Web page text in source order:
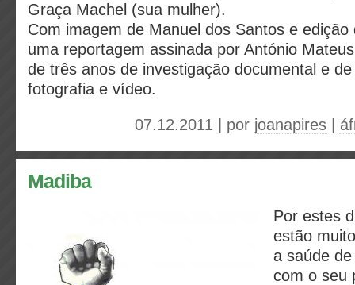
Graça Machel (sua mulher).
Com imagem de Manuel dos Santos e
uma reportagem assinada por António
de três anos de investigação documental e
fotografia e vídeo.
07.12.2011 | por joanapires
Madiba
Por estes
estão
a saúde
com o seu